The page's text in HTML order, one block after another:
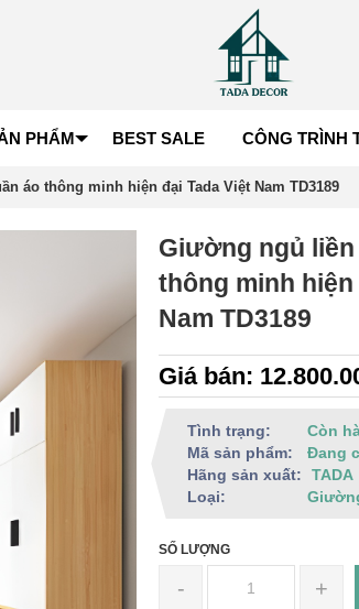
PHẨM BEST SALE CÔNG TRÌNH
áo thông minh hiện đại Tada Việt Nam TD3189
Giường ngủ
thông minh hiện
Nam TD3189
Giá bán:
Tình trạng:
Còn
Mã sản phẩm:
Đang
Hãng sản xuất:
TADA
Loại:
SỐ LƯỢNG
- +